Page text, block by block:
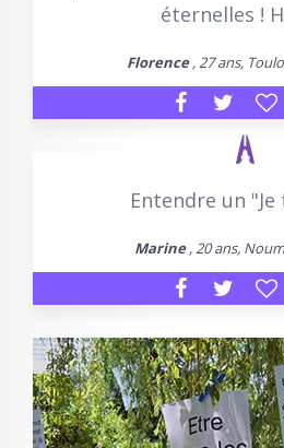
éternelles !
Florence, 27 ans,
Entendre un "Je
Marine, 20 ans,